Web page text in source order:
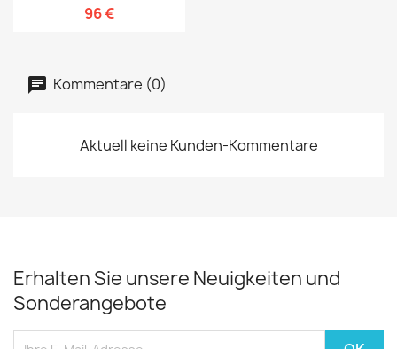
96 €
Kommentare (0)
Aktuell keine Kunden-Kommentare
Erhalten Sie unsere Neuigkeiten und
Sonderangebote